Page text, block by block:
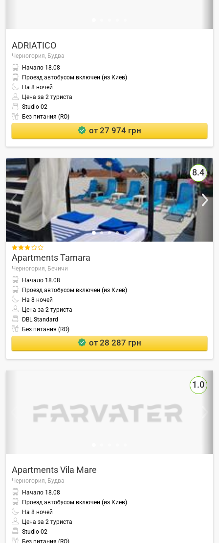
ADRIATICO
Черногория, Будва
Начало 18.08
Проезд автобусом включен (из Киев)
На 8 ночей
Цена за 2 туриста
Studio 02
Без питания (RO)
от 27 974 грн
8.4

Apartments Tamara
Черногория, Бечичи
Начало 18.08
Проезд автобусом включен (из Киев)
На 8 ночей
Цена за 2 туриста
DBL Standard
Без питания (RO)
от 28 287 грн
1.0
Apartments Vila Mare
Черногория, Будва
Начало 18.08
Проезд автобусом включен (из Киев)
На 8 ночей
Цена за 2 туриста
Studio 02
Без питания (RO)